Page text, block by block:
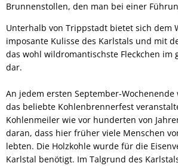
Brunnenstollen, den man bei einer
Unterhalb von Trippstadt bietet sich dem
imposante Kulisse des Karlstals und mit
das wohl wildromantischste Fleckchen im
dar.
An jedem ersten September-
das beliebte Kohlenbrennerfest
Kohlenmeiler wie vor hunderten von
daran, dass hier früher viele Menschen
lebten. Die Holzkohle wurde für die
Karlstal benötigt. Im Talgrund des